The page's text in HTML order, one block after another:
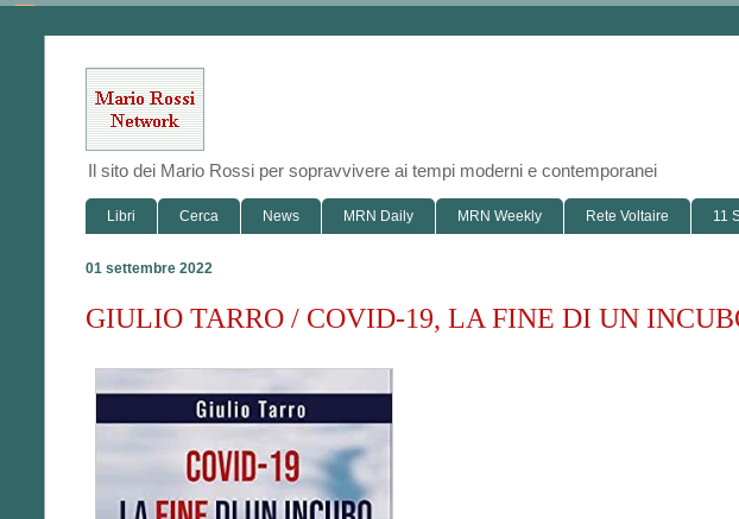
Il sito dei Mario Rossi per sopravvivere ai tempi moderni e contemporanei
Libri Cerca News MRN Daily MRN Weekly Rete Voltaire 11
01 settembre 2022
GIULIO TARRO / COVID-19, LA FINE DI UN